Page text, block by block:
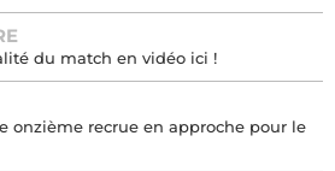
du match en vidéo ici !
onzième recrue en approche pour le